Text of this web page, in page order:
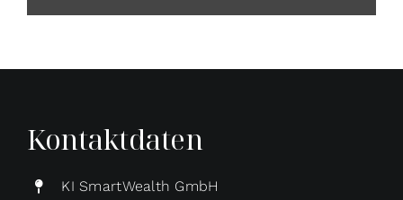
Kontaktdaten
KI SmartWealth GmbH